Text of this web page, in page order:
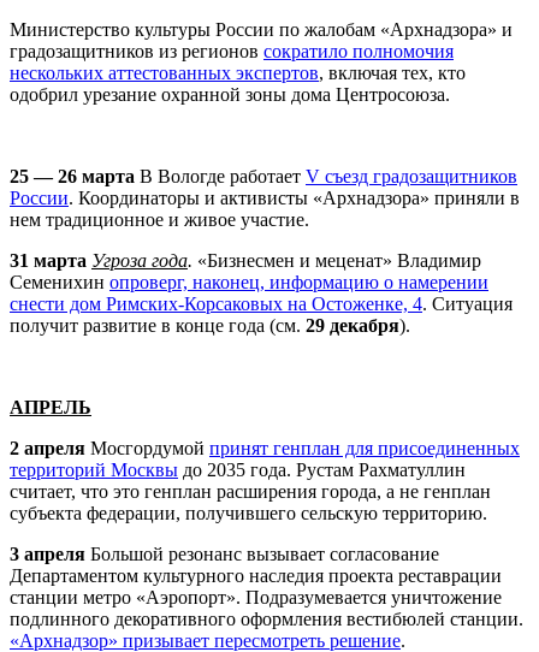
Министерство культуры России по жалобам «Архнадзора» и
градозащитников из регионов сократило полномочия
нескольких аттестованных экспертов, включая тех, кто
одобрил урезание охранной зоны дома Центросоюза.
25 — 26 марта В Вологде работает V съезд градозащитников
России. Координаторы и активисты «Архнадзора» приняли в
нем традиционное и живое участие.
31 марта Угроза года. «Бизнесмен и меценат» Владимир
Семенихин опроверг, наконец, информацию о намерении
снести дом Римских-Корсаковых на Остоженке, 4. Ситуация
получит развитие в конце года (см. 29 декабря).
АПРЕЛЬ
2 апреля Мосгордумой принят генплан для присоединенных
территорий Москвы до 2035 года. Рустам Рахматуллин
считает, что это генплан расширения города, а не генплан
субъекта федерации, получившего сельскую территорию.
3 апреля Большой резонанс вызывает согласование
Департаментом культурного наследия проекта реставрации
станции метро «Аэропорт». Подразумевается уничтожение
подлинного декоративного оформления вестибюлей станции.
«Архнадзор» призывает пересмотреть решение.